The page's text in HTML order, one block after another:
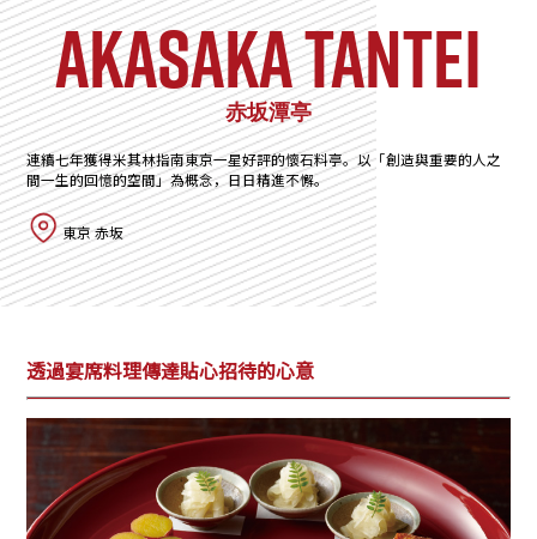
akasaka tantei
赤坂潭亭
連續七年獲得米其林指南東京一星好評的懷石料亭。以「創造與重要的人之
間一生的回憶的空間」為概念，日日精進不懈。
東京 赤坂
透過宴席料理傳達貼心招待的心意